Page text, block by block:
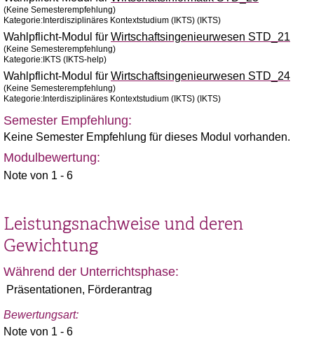
(Keine Semesterempfehlung)
Kategorie:Interdisziplinäres Kontextstudium (IKTS) (IKTS)
Wahlpflicht-Modul für Wirtschaftsingenieurwesen STD_21
(Keine Semesterempfehlung)
Kategorie:IKTS (IKTS-help)
Wahlpflicht-Modul für Wirtschaftsingenieurwesen STD_24
(Keine Semesterempfehlung)
Kategorie:Interdisziplinäres Kontextstudium (IKTS) (IKTS)
Semester Empfehlung:
Keine Semester Empfehlung für dieses Modul vorhanden.
Modulbewertung:
Note von 1 - 6
Leistungsnachweise und deren
Gewichtung
Während der Unterrichtsphase:
Präsentationen, Förderantrag
Bewertungsart:
Note von 1 - 6